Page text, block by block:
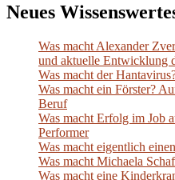
Neues
Was macht Alexander
und aktuelle Entwicklung
Was macht der
Was macht ein Förster?
Beruf
Was macht Erfolg im Job
Performer
Was macht eigentlich
Was macht Michaela
Was macht eine